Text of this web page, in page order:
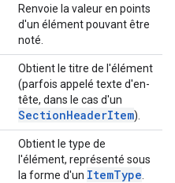
Renvoie la valeur en points
d'un élément pouvant être
noté.
Obtient le titre de l'élément
(parfois appelé texte d'en-
tête, dans le cas d'un
SectionHeaderItem).
Obtient le type de
l'élément, représenté sous
la forme d'un ItemType